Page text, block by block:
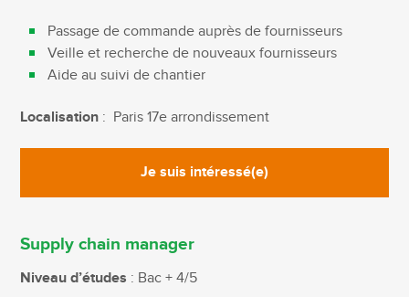
Passage de commande auprès de fournisseurs
Veille et recherche de nouveaux fournisseurs
Aide au suivi de chantier
Localisation : Paris 17e arrondissement
Je suis intéressé(e)
Supply chain manager
Niveau d’études : Bac + 4/5